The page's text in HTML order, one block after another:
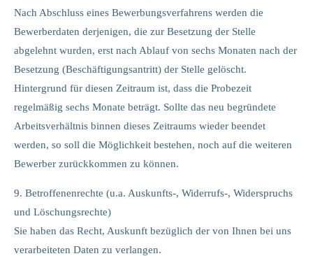
Nach Abschluss eines Bewerbungsverfahrens werden die
Bewerberdaten derjenigen, die zur Besetzung der Stelle
abgelehnt wurden, erst nach Ablauf von sechs Monaten nach der
Besetzung (Beschäftigungsantritt) der Stelle gelöscht.
Hintergrund für diesen Zeitraum ist, dass die Probezeit
regelmäßig sechs Monate beträgt. Sollte das neu begründete
Arbeitsverhältnis binnen dieses Zeitraums wieder beendet
werden, so soll die Möglichkeit bestehen, noch auf die weiteren
Bewerber zurückkommen zu können.
9. Betroffenenrechte (u.a. Auskunfts-, Widerrufs-, Widerspruchs
und Löschungsrechte)
Sie haben das Recht, Auskunft bezüglich der von Ihnen bei uns
verarbeiteten Daten zu verlangen.